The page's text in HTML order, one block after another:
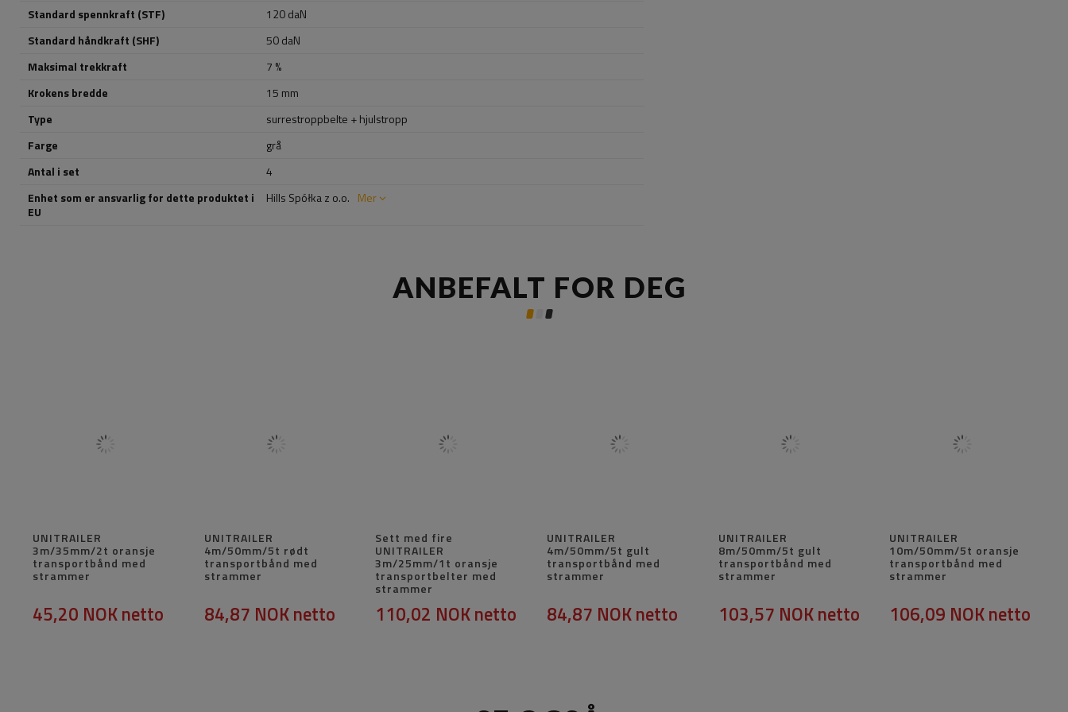
Standard spennkraft (STF)
120 daN
Standard håndkraft (SHF)
50 daN
Maksimal trekkraft
7 %
Krokens bredde
15 mm
Type
surrestroppbelte + hjulstropp
Farge
grå
Antal i set
4
Enhet som er ansvarlig for dette produktet i
EU
Hills Spółka z o.o. Mer
ANBEFALT FOR DEG
UNITRAILER
3m/35mm/2t oransje
transportbånd med
strammer
45,20 NOKnetto
UNITRAILER
4m/50mm/5t rødt
transportbånd med
strammer
84,87 NOKnetto
Sett med fire
UNITRAILER
3m/25mm/1t oransje
transportbelter med
strammer
110,02 NOKnetto
UNITRAILER
4m/50mm/5t gult
transportbånd med
strammer
84,87 NOKnetto
UNITRAILER
8m/50mm/5t gult
transportbånd med
strammer
103,57 NOKnetto
UNITRAILER
10m/50mm/5t oransje
transportbånd med
strammer
106,09 NOKnetto